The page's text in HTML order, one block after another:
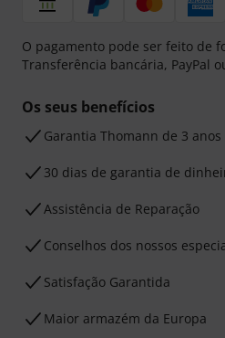
O pagamento pode ser feito de
Transferência bancária, PayPal
Os seus benefícios
Garantia Thomann de 3 anos
30 dias de garantia de
Assistência de Reparação
Conselhos dos nossos
Satisfação Garantida
Maior armazém da Europa